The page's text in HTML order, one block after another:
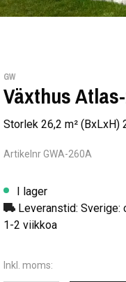
GW
Växthus
Storlek 26,2 m² (BxLxH)
Artikelnr GWA-260A
I lager
Leveranstid: Sverige:
1-2 viikkoa
Inkl. moms: